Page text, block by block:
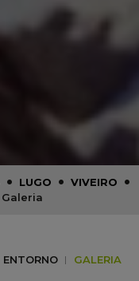
• LUGO • VIVEIRO •
Galeria
ENTORNO GALERIA